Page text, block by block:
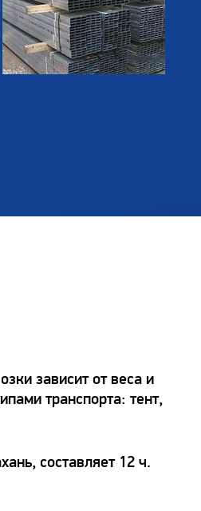
зависит от веса и
транспорта: тент,
составляет 12 ч.